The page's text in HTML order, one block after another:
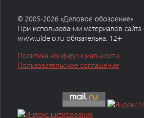
© 2005-2026 «Деловое обозрение»
При использовании материалов сайта
www.uldelo.ru обязательна. 12+
Политика конфиденциальности
Пользовательское соглашение